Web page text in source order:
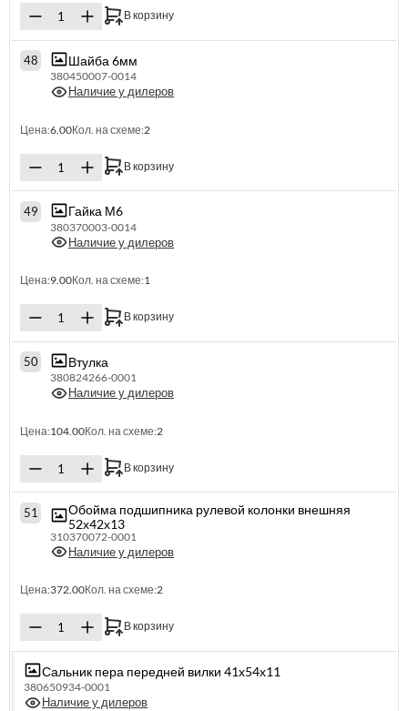
В корзину
48 Шайба 6мм
380450007-0014
Наличие у дилеров
Цена:6.00Кол. на схеме:2
В корзину
49 Гайка М6
380370003-0014
Наличие у дилеров
Цена:9.00Кол. на схеме:1
В корзину
50 Втулка
380824266-0001
Наличие у дилеров
Цена:104.00Кол. на схеме:2
В корзину
51
Обойма подшипника рулевой колонки внешняя
52х42х13
310370072-0001
Наличие у дилеров
Цена:372.00Кол. на схеме:2
В корзину
Сальник пера передней вилки 41х54х11
380650934-0001
Наличие у дилеров